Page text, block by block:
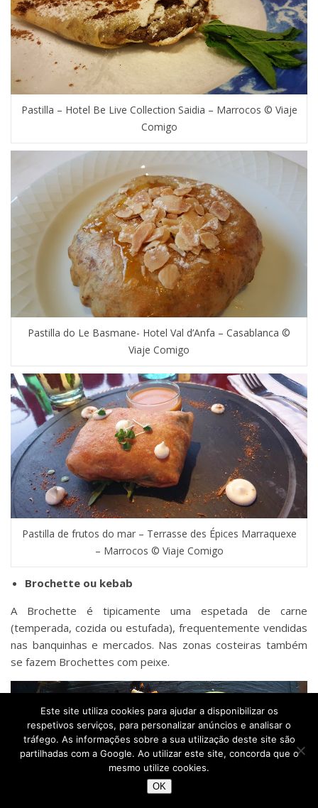
Pastilla – Hotel Be Live Collection Saidia – Marrocos © Viaje
Comigo
Pastilla do Le Basmane- Hotel Val d’Anfa – Casablanca ©
Viaje Comigo
Pastilla de frutos do mar – Terrasse des Épices Marraquexe
– Marrocos © Viaje Comigo
Brochette ou kebab
A Brochette é tipicamente uma espetada de carne
(temperada, cozida ou estufada), frequentemente vendidas
nas banquinhas e mercados. Nas zonas costeiras também
se fazem Brochettes com peixe.
Este site utiliza cookies para ajudar a disponibilizar os
respetivos serviços, para personalizar anúncios e analisar o
tráfego. As informações sobre a sua utilização deste site são
partilhadas com a Google. Ao utilizar este site, concorda que o
mesmo utilize cookies.
OK